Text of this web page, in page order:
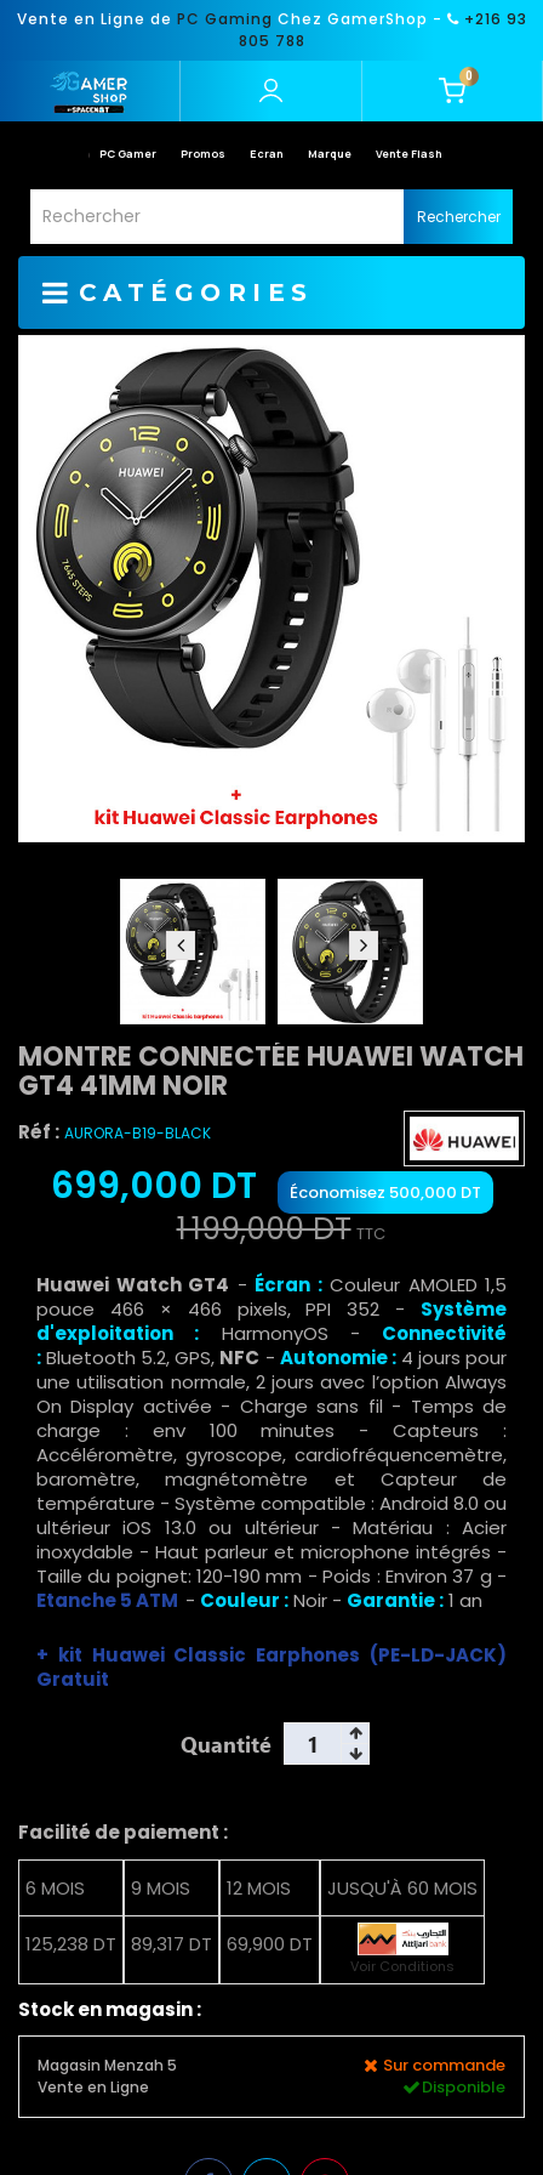
Vente en Ligne de PC Gaming Chez GamerShop -
+216 93
805 788
0
PC Gamer Promos Ecran Marque Vente Flash
Rechercher
CATÉGORIES
MONTRE CONNECTÉE HUAWEI WATCH
GT4 41MM NOIR
Réf : AURORA-B19-BLACK
699,000 DT Économisez 500,000 DT
1 199,000 DT TTC
Huawei Watch GT4 - Écran :Couleur AMOLED 1,5
pouce 466 × 466 pixels, PPI 352 - Système
d'exploitation : HarmonyOS - Connectivité
:Bluetooth 5.2, GPS, NFC - Autonomie :4 jours pour
une utilisation normale, 2 jours avec l’option Always
On Display activée - Charge sans fil - Temps de
charge : env 100 minutes - Capteurs :
Accéléromètre, gyroscope, cardiofréquencemètre,
baromètre, magnétomètre et Capteur de
température - Système compatible : Android 8.0 ou
ultérieur iOS 13.0 ou ultérieur - Matériau : Acier
inoxydable - Haut parleur et microphone intégrés -
Taille du poignet: 120-190 mm - Poids : Environ 37 g -
Etanche 5 ATM - Couleur :Noir - Garantie :1 an
+ kit Huawei Classic Earphones (PE-LD-JACK)
Gratuit
Quantité
Facilité de paiement :
6 MOIS
125,238 DT
9 MOIS
89,317 DT
12 MOIS
69,900 DT
JUSQU'À 60 MOIS
Voir Conditions
Stock en magasin :
Magasin Menzah 5 Sur commande
Vente en Ligne Disponible